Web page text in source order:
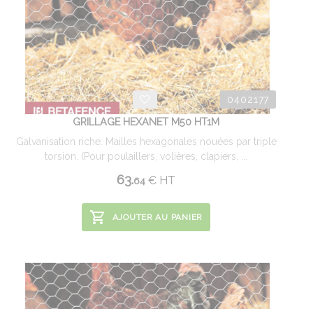
0402177
GRILLAGE HEXANET M50 HT1M
Galvanisation riche. Mailles hexagonales nouées par triple
torsion. (Pour poulaillers, volières, clapiers, ...
63.64 € HT
AJOUTER AU PANIER